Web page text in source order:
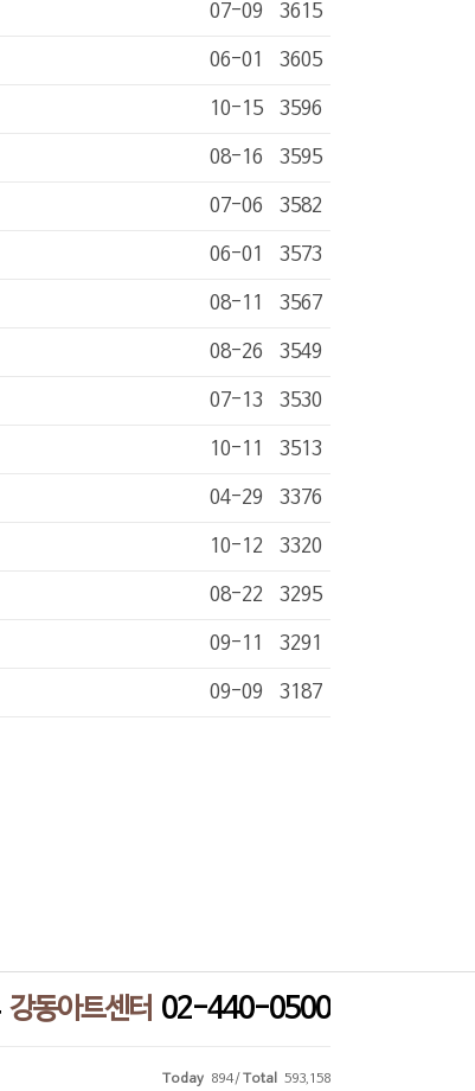
07-09 3615
06-01 3605
10-15 3596
08-16 3595
07-06 3582
06-01 3573
08-11 3567
08-26 3549
07-13 3530
10-11 3513
04-29 3376
10-12 3320
08-22 3295
09-11 3291
09-09 3187
강동아트센터 02-440-0500
Today 894 / Total 593,158